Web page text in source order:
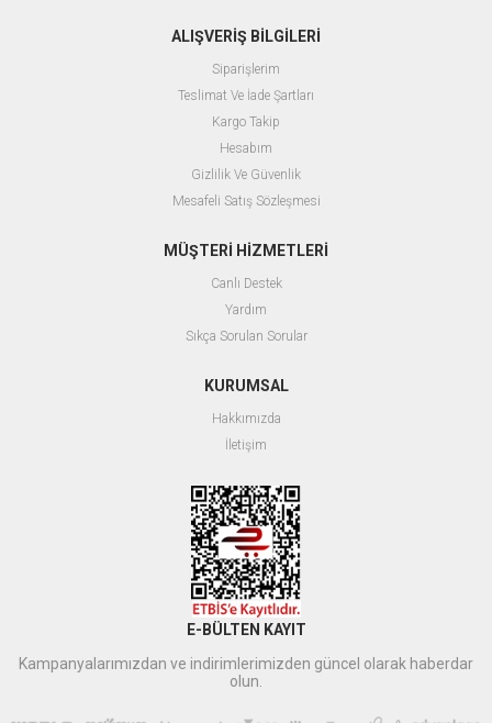
ALIŞVERİŞ BİLGİLERİ
Siparişlerim
Teslimat Ve İade Şartları
Kargo Takip
Hesabım
Gizlilik Ve Güvenlik
Mesafeli Satış Sözleşmesi
MÜŞTERİ HİZMETLERİ
Canlı Destek
Yardım
Sıkça Sorulan Sorular
KURUMSAL
Hakkımızda
İletişim
E-BÜLTEN KAYIT
Kampanyalarımızdan ve indirimlerimizden güncel olarak haberdar
olun.